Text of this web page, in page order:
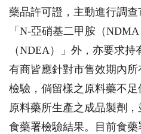
藥品許可證，主動進行調
「N-亞硝基二甲胺（
（NDEA）」外，亦要求
有商皆應針對市售效期內所
檢驗，倘留樣之原料藥不
原料藥所生產之成品製劑，
食藥署檢驗結果。目前食